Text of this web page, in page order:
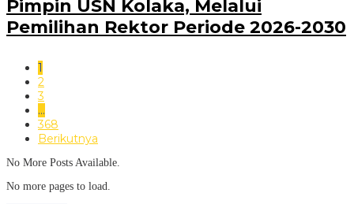
Pimpin USN Kolaka, Melalui
Pemilihan Rektor Periode 2026-2030
1
2
3
…
368
Berikutnya
No More Posts Available.
No more pages to load.